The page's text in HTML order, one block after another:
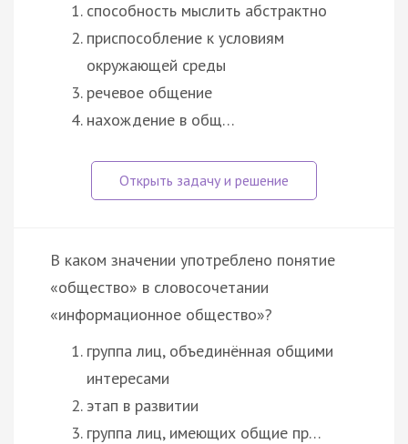
способность мыслить абстрактно
приспособление к условиям
окружающей среды
речевое общение
нахождение в общ…
В каком значении употреблено понятие
«общество» в словосочетании
«информационное общество»?
группа лиц, объединённая общими
интересами
этап в развитии
группа лиц, имеющих общие пр…